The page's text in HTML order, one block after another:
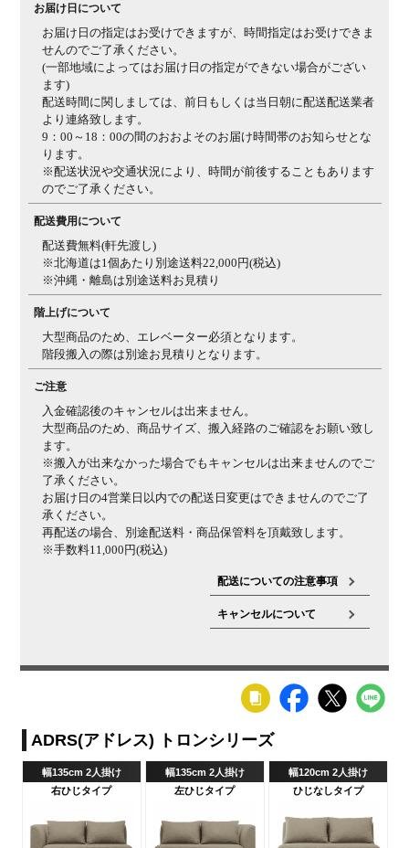
お届け日について
お届け日の指定はお受けできますが、時間指定はお受けできま
せんのでご了承ください。
(一部地域によってはお届け日の指定ができない場合がござい
ます)
配送時間に関しましては、前日もしくは当日朝に配送配送業者
より連絡致します。
9：00～18：00の間のおおよそのお届け時間帯のお知らせとな
ります。
※配送状況や交通状況により、時間が前後することもあります
のでご了承ください。
配送費用について
配送費無料(軒先渡し)
※北海道は1個あたり別途送料22,000円(税込)
※沖縄・離島は別途送料お見積り
階上げについて
大型商品のため、エレベーター必須となります。
階段搬入の際は別途お見積りとなります。
ご注意
入金確認後のキャンセルは出来ません。
大型商品のため、商品サイズ、搬入経路のご確認をお願い致し
ます。
※搬入が出来なかった場合でもキャンセルは出来ませんのでご
了承ください。
お届け日の4営業日以内での配送日変更はできませんのでご了
承ください。
再配送の場合、別途配送料・商品保管料を頂戴致します。
※手数料11,000円(税込)
配送についての注意事項
キャンセルについて